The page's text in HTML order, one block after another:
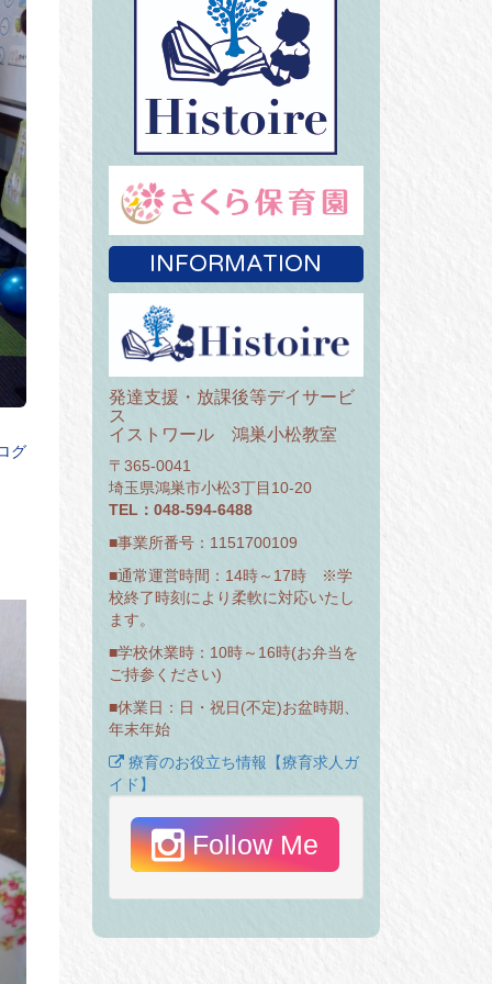
グ
INFORMATION
発達支援・放課後等デイサービ
ス
イストワール 鴻巣小松教室
〒365-0041
埼玉県鴻巣市小松3丁目10-20
TEL：048-594-6488
■事業所番号：1151700109
■通常運営時間：14時～17時 ※学
校終了時刻により柔軟に対応いたし
ます。
■学校休業時：10時～16時(お弁当を
ご持参ください)
■休業日：日・祝日(不定)お盆時期、
年末年始
療育のお役立ち情報【療育求人ガ
イド】
Follow Me